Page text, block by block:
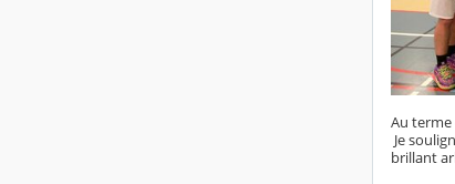
Au terme
Je
brillant